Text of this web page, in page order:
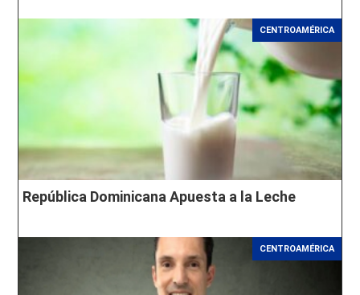
CENTROAMÉRICA
República Dominicana Apuesta a la Leche
CENTROAMÉRICA